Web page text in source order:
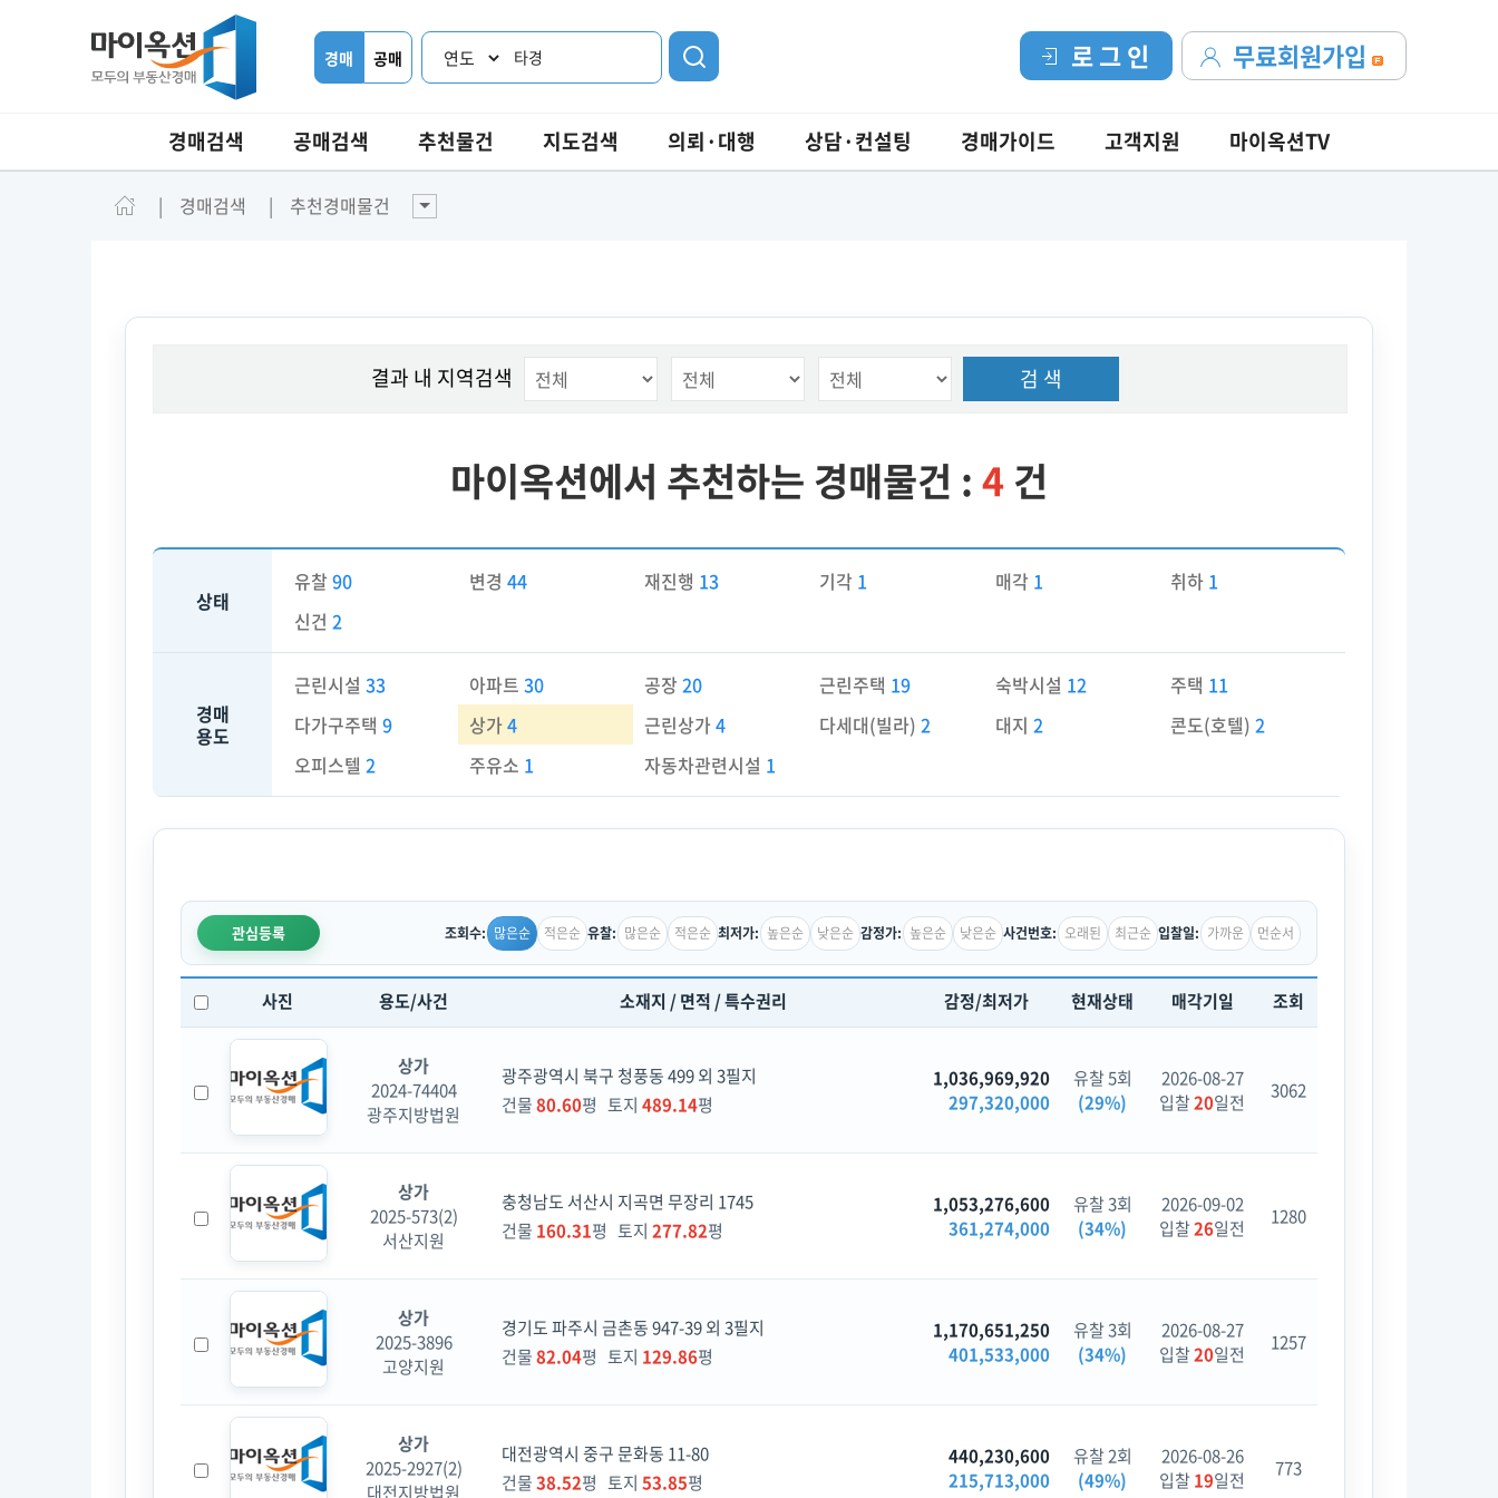
경매 공매 타경 무료회원가입
로 그 인
경매검색 공매검색 추천물건 지도검색 의뢰·대행 상담·컨설팅 경매가이드 고객지원 마이옥션TV
경매검색 추천경매물건
결과 내 지역검색 검 색
마이옥션에서 추천하는 경매물건 : 4 건
상태
유찰 90 변경44 재진행 13 기각 1 매각 1 취하 1
신건 2
경매
용도
근린시설 33 아파트30 공장20 근린주택 19 숙박시설 12 주택 11
다가구주택 9 상가4 근린상가4 다세대(빌라)2 대지 2 콘도(호텔) 2
오피스텔 2 주유소 1 자동차관련시설 1
관심등록 조회수: 많은순 적은순 유찰: 많은순 적은순 최저가: 높은순 낮은순 감정가: 높은순 낮은순 사건번호: 오래된 최근순 입찰일: 가까운 먼순서
사진 용도/사건 소재지 / 면적 / 특수권리 감정/최저가 현재상태 매각기일 조회
상가
2024-74404
광주지방법원
광주광역시 북구 청풍동 499 외 3필지
건물80.60평 토지 489.14평
1,036,969,920
297,320,000
유찰 5회
(29%)
2026-08-27
입찰20일전 3062
상가
2025-573(2)
서산지원
충청남도 서산시 지곡면 무장리 1745
건물 160.31평 토지 277.82평
1,053,276,600
361,274,000
유찰 3회
(34%)
2026-09-02
입찰26일전 1280
상가
2025-3896
고양지원
경기도 파주시 금촌동 947-39 외 3필지
건물82.04평 토지 129.86평
1,170,651,250
401,533,000
유찰 3회
(34%)
2026-08-27
입찰20일전 1257
상가
2025-2927(2)
대전지방법원
대전광역시 중구 문화동 11-80
건물38.52평 토지 53.85평
440,230,600
215,713,000
유찰 2회
(49%)
2026-08-26
입찰19일전 773